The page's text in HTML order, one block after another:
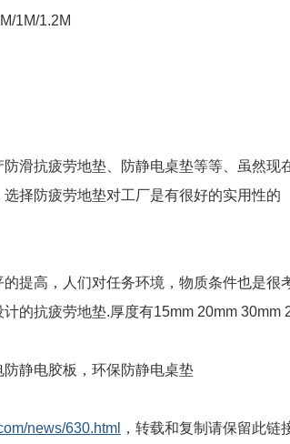
1M/1.2M
滑抗疲劳地垫、防静电桌垫等等、虽然现
择防疲劳地垫对工厂是有很好的实用性的
提高，人们对任务环境，物质条件也是很
的抗疲劳地垫.厚度有15mm 20mm 30mm
静电胶板，环保防静电桌垫
news/630.html
，转载和复制请保留此链